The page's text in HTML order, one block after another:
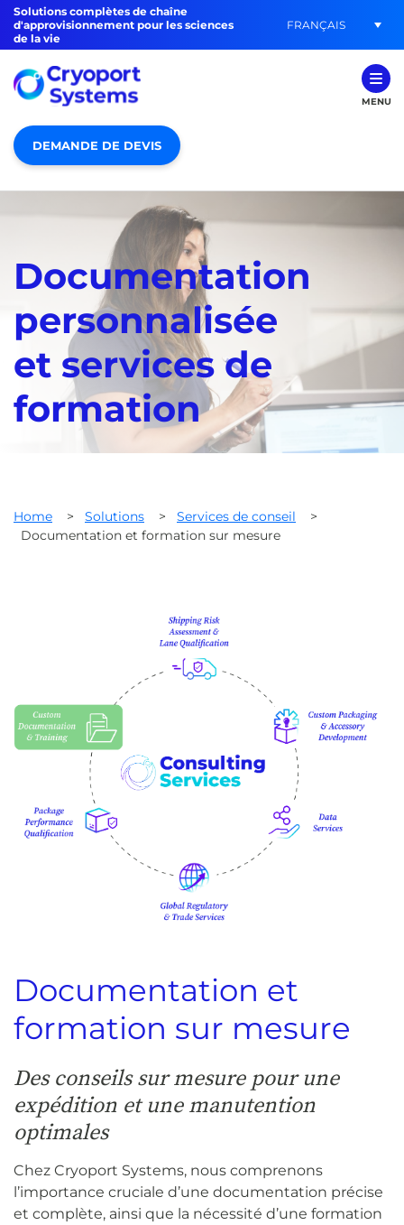
Solutions complètes de chaîne
d'approvisionnement pour les sciences
de la vie
FRANÇAIS
MENU
DEMANDE DE DEVIS
Documentation
personnalisée
et services de
formation
Home > Solutions > Services de conseil
>
Documentation et formation sur mesure
Documentation et
formation sur mesure
Des conseils sur mesure pour une
expédition et une manutention
optimales
Chez Cryoport Systems, nous comprenons
l’importance cruciale d’une documentation précise
et complète, ainsi que la nécessité d’une formation